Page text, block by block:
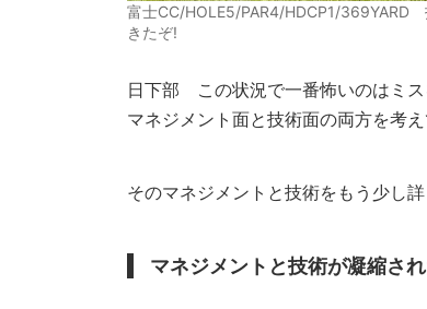
富士CC/HOLE5/PAR4/HDCP1/369YARD
きたぞ!
日下部 この状況で一番怖いのはミ
マネジメント面と技術面の両方を考え
そのマネジメントと技術をもう少し
マネジメントと技術が凝縮さ